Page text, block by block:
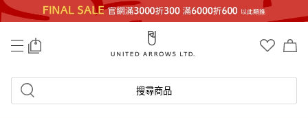
搜尋商品